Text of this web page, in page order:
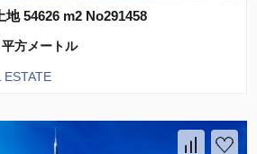
54626 m2 No291458
方メートル
ESTATE